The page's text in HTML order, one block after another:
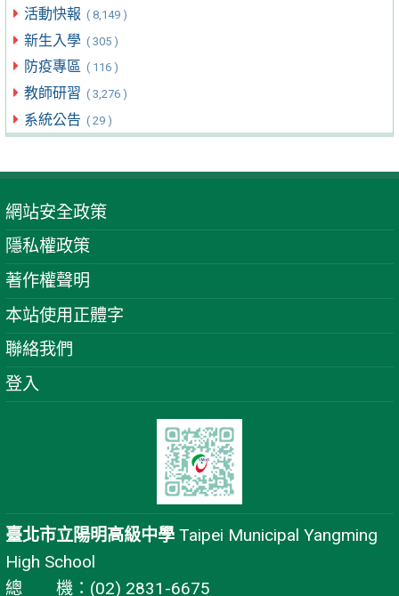
活動快報 ( 8,149 )
新生入學 ( 305 )
防疫專區 ( 116 )
教師研習 ( 3,276 )
系統公告 ( 29 )
網站安全政策
隱私權政策
著作權聲明
本站使用正體字
聯絡我們
登入
臺北市立陽明高級中學 Taipei Municipal Yangming
High School
總 機：(02) 2831-6675